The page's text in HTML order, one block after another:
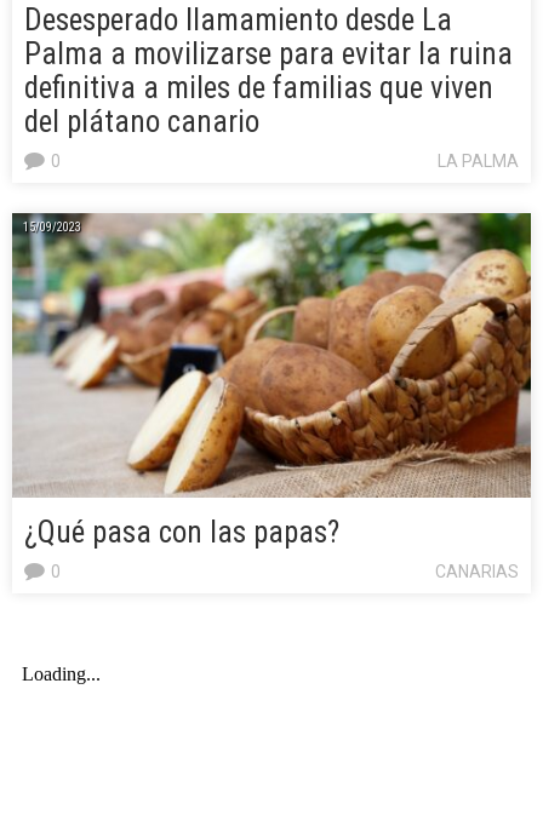
Desesperado llamamiento desde La
Palma a movilizarse para evitar la ruina
definitiva a miles de familias que viven
del plátano canario
LA PALMA
0
15/09/2023
¿Qué pasa con las papas?
CANARIAS
0